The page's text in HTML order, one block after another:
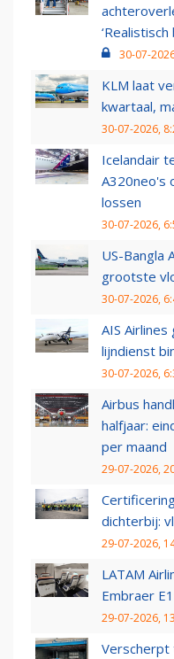
‘Realistisch
30-07-
KLM laat
kwartaal,
30-07-2026,
Icelandair
A320neo's
lossen
30-07-2026,
US-Bangla
grootste
30-07-2026,
AIS
lijndienst
30-07-2026,
Airbus
halfjaar:
per maand
29-07-2026,
dichterbij:
29-07-2026,
LATAM
Embraer
29-07-2026,
Verscherpt